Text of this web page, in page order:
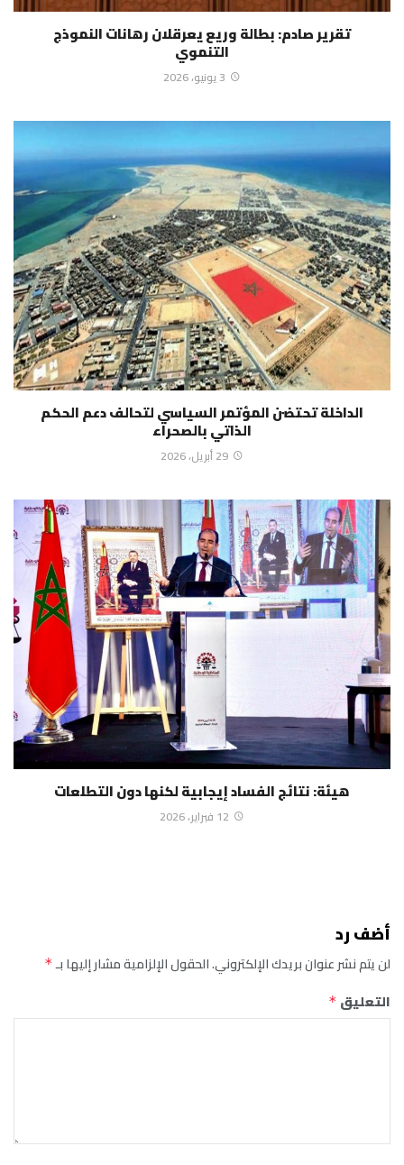
تقرير صادم: بطالة وريع يعرقلان رهانات النموذج
التنموي
3 يونيو، 2026
الداخلة تحتضن المؤتمر السياسي لتحالف دعم الحكم
الذاتي بالصحراء
29 أبريل، 2026
هيئة: نتائج الفساد إيجابية لكنها دون التطلعات
12 فبراير، 2026
أضف رد
لن يتم نشر عنوان بريدك الإلكتروني.الحقول الإلزامية مشار إليها بـ*
التعليق *